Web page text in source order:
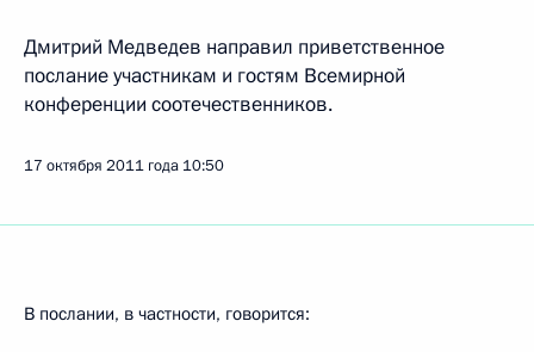
Дмитрий Медведев направил приветственное
послание участникам и гостям Всемирной
конференции соотечественников.
17 октября 2011 года 10:50
В послании, в частности, говорится: